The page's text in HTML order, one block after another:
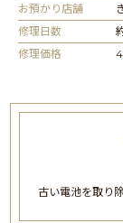
お預かり店舗
修理日数
修理価格
古い電池を取り